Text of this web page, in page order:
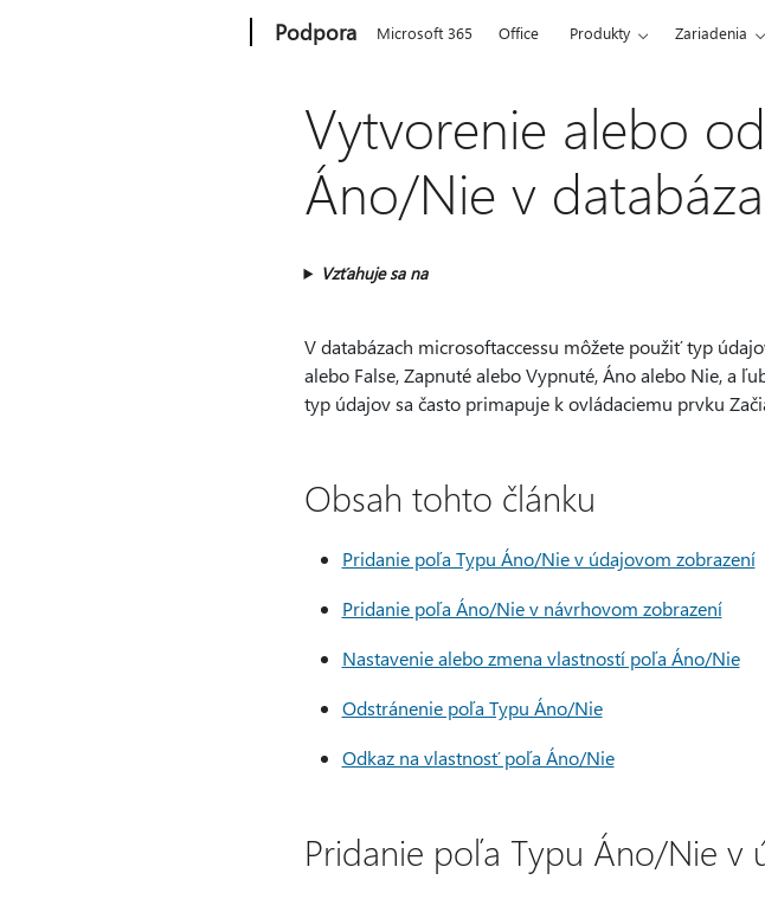
Podpora Microsoft 365 Office Produkty Zariadenia
Vytvorenie alebo
Áno/Nie v
Vzťahuje sa na
V databázach microsoftaccessu môžete použiť typ
alebo False, Zapnuté alebo Vypnuté, Áno alebo Nie, a
typ údajov sa často primapuje k ovládaciemu prvku
Obsah tohto článku
Pridanie poľa Typu Áno/Nie v údajovom zobrazení
Pridanie poľa Áno/Nie v návrhovom zobrazení
Nastavenie alebo zmena vlastností poľa Áno/Nie
Odstránenie poľa Typu Áno/Nie
Odkaz na vlastnosť poľa Áno/Nie
Pridanie poľa Typu Áno/Nie v